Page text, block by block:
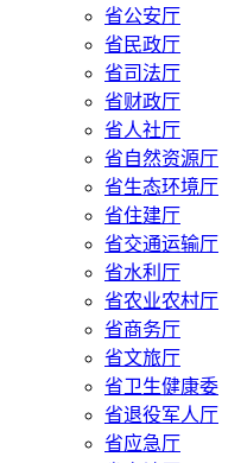
省公安厅
省民政厅
省司法厅
省财政厅
省人社厅
省自然资源厅
省生态环境厅
省住建厅
省交通运输厅
省水利厅
省农业农村厅
省商务厅
省文旅厅
省卫生健康委
省退役军人厅
省应急厅